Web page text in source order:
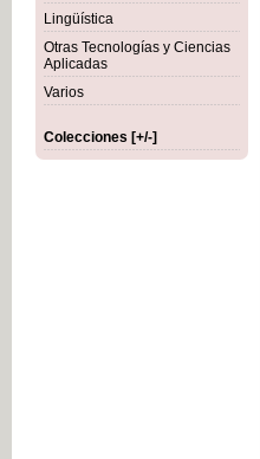
Lingüística
Otras Tecnologías y Ciencias
Aplicadas
Varios
Colecciones [+/-]